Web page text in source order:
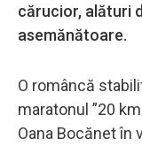
cărucior, alături
asemănătoare.
O româncă
maratonul ”20
Oana Bocănet în